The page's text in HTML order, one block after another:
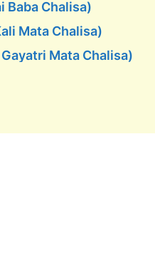
Baba Chalisa)
Kali Mata Chalisa)
Gayatri Mata Chalisa)